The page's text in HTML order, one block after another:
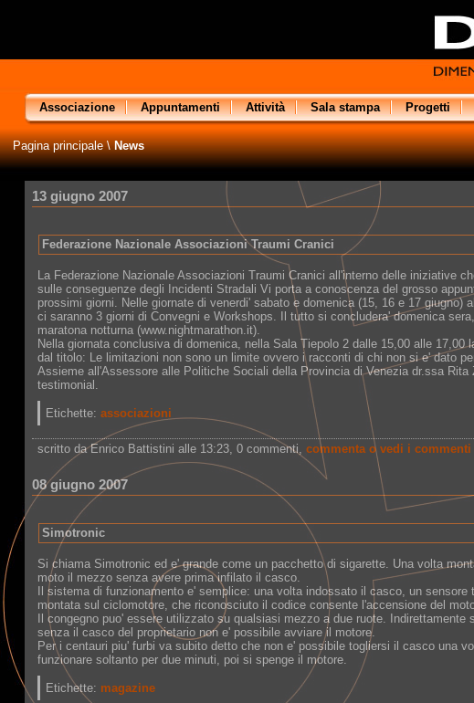
Associazione Appuntamenti Attività Sala stampa Progetti
Pagina principale\News
13 giugno 2007
Federazione Nazionale Associazioni Traumi Cranici
La Federazione Nazionale Associazioni Traumi Cranici all'interno delle iniziative
sulle conseguenze degli Incidenti Stradali Vi porta a conoscenza del grosso
prossimi giorni. Nelle giornate di venerdi' sabato e domenica (15, 16 e 17 giugno)
ci saranno 3 giorni di Convegni e Workshops. Il tutto si concludera' domenica
maratona notturna (www.nightmarathon.it).
Nella giornata conclusiva di domenica, nella Sala Tiepolo 2 dalle 15,00 alle 17,00
dal titolo: Le limitazioni non sono un limite ovvero i racconti di chi non si e' dato
Assieme all'Assessore alle Politiche Sociali della Provincia di Venezia dr.ssa Rita
testimonial.
Etichette:associazioni
scritto da Enrico Battistini alle 13:23 , 0 commenti, commenta o vedi i commenti
08 giugno 2007
Simotronic
Si chiama Simotronic ed e' grande come un pacchetto di sigarette. Una volta
moto il mezzo senza avere prima infilato il casco.
Il sistema di funzionamento e' semplice: una volta indossato il casco, un
montata sul ciclomotore, che riconosciuto il codice consente l'accensione del
Il congegno puo' essere utilizzato su qualsiasi mezzo a due ruote.
senza il casco del proprietario non e' possibile avviare il motore.
Per i centauri piu' furbi va subito detto che non e' possibile togliersi il casco una
funzionare soltanto per due minuti, poi si spenge il motore.
Etichette: magazine